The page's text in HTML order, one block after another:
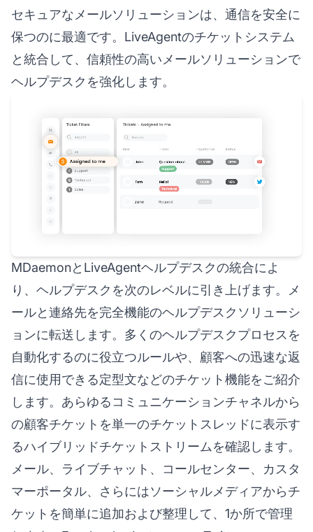
セキュアなメールソリューションは、通信を安全に
保つのに最適です。LiveAgentのチケットシステム
と統合して、信頼性の高いメールソリューションで
ヘルプデスクを強化します。
MDaemonとLiveAgentヘルプデスクの統合によ
り、ヘルプデスクを次のレベルに引き上げます。メ
ールと連絡先を完全機能のヘルプデスクソリューシ
ョンに転送します。多くのヘルプデスクプロセスを
自動化するのに役立つルールや、顧客への迅速な返
信に使用できる定型文などのチケット機能をご紹介
します。あらゆるコミュニケーションチャネルから
の顧客チケットを単一のチケットスレッドに表示す
るハイブリッドチケットストリームを確認します。
メール、ライブチャット、コールセンター、カスタ
マーポータル、さらにはソーシャルメディアからチ
ケットを簡単に追加および整理して、1か所で管理